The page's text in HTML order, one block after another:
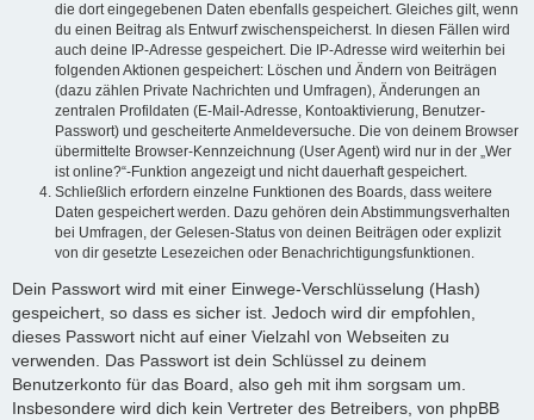
die dort eingegebenen Daten ebenfalls gespeichert. Gleiches gilt, wenn
du einen Beitrag als Entwurf zwischenspeicherst. In diesen Fällen wird
auch deine IP-Adresse gespeichert. Die IP-Adresse wird weiterhin bei
folgenden Aktionen gespeichert: Löschen und Ändern von Beiträgen
(dazu zählen Private Nachrichten und Umfragen), Änderungen an
zentralen Profildaten (E-Mail-Adresse, Kontoaktivierung, Benutzer-
Passwort) und gescheiterte Anmeldeversuche. Die von deinem Browser
übermittelte Browser-Kennzeichnung (User Agent) wird nur in der „Wer
ist online?“-Funktion angezeigt und nicht dauerhaft gespeichert.
Schließlich erfordern einzelne Funktionen des Boards, dass weitere
Daten gespeichert werden. Dazu gehören dein Abstimmungsverhalten
bei Umfragen, der Gelesen-Status von deinen Beiträgen oder explizit
von dir gesetzte Lesezeichen oder Benachrichtigungsfunktionen.
Dein Passwort wird mit einer Einwege-Verschlüsselung (Hash)
gespeichert, so dass es sicher ist. Jedoch wird dir empfohlen,
dieses Passwort nicht auf einer Vielzahl von Webseiten zu
verwenden. Das Passwort ist dein Schlüssel zu deinem
Benutzerkonto für das Board, also geh mit ihm sorgsam um.
Insbesondere wird dich kein Vertreter des Betreibers, von phpBB